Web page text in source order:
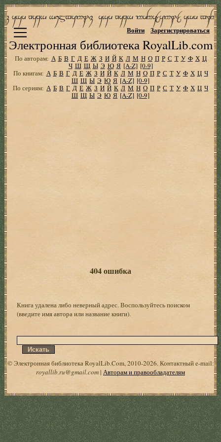
Электронная библиотека RoyalLib.com
Войти Зарегистрироваться
По авторам: А Б В Г Д Е Ж З И Й К Л М Н О П Р С Т У Ф Х Ц
Ч Ш Щ Ы Э Ю Я [A-Z] [0-9]
По книгам: А Б В Г Д Е Ж З И Й К Л М Н О П Р С Т У Ф Х Ц Ч
Ш Щ Ы Э Ю Я [A-Z] [0-9]
По сериям: А Б В Г Д Е Ж З И Й К Л М Н О П Р С Т У Ф Х Ц Ч
Ш Щ Ы Э Ю Я [A-Z] [0-9]
404 ошибка
Книга удалена либо неверный адрес. Воспользуйтесь поиском
(введите имя автора или название книги).
© Электронная библиотека RoyalLib.Com, 2010-2026. Контактный e-mail:
royallib.ru@gmail.com| Авторам и правообладателям